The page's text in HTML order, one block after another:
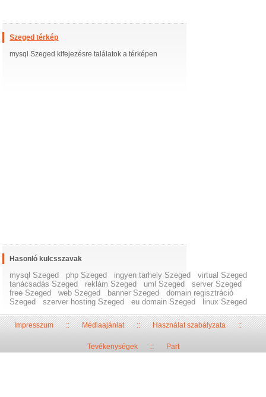
Szeged térkép
mysql Szeged kifejezésre találatok a térképen
Hasonló kulcsszavak
mysql Szeged php Szeged ingyen tarhely Szeged
virtual Szeged
tanácsadás Szeged
reklám Szeged uml Szeged
server Szeged
free Szeged
web Szeged banner Szeged
domain regisztráció
Szeged
szerver hosting Szeged eu domain Szeged linux Szeged
Impresszum::Médiaajánlat::Használat szabályzata::
Tevékenységek:: Part